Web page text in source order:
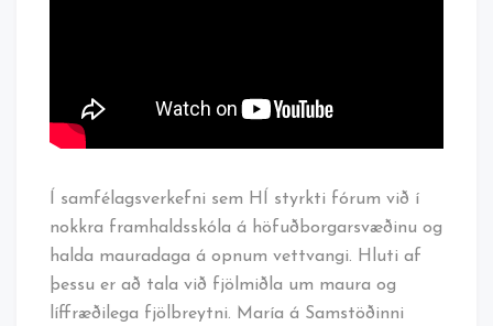
Í samfélagsverkefni sem HÍ styrkti fórum við í
nokkra framhaldsskóla á höfuðborgarsvæðinu og
halda mauradaga á opnum vettvangi. Hluti af
þessu er að tala við fjölmiðla um maura og
líffræðilega fjölbreytni. María á Samstöðinni